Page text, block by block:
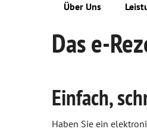
Über Uns
Das e-Rezept ist
Übersicht
Notdienst
Erkrankungen im
Ästhetische Chirurgie
Das e-
Einfach,
Haben Sie ein